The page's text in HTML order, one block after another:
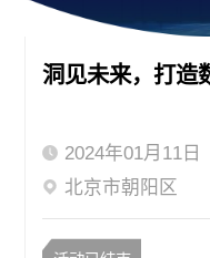
洞见未来，打造
2024年01月11日
北京市朝阳区